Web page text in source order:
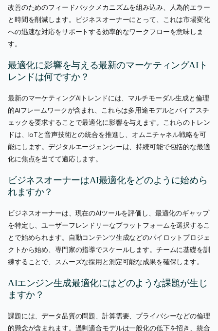
改善のためのフィードバックメカニズムを組み込み、人為的エラー
と時間を削減します。ビジネスオーナーにとって、これは市場変化
への迅速な対応をサポートする効率的なワークフローを意味しま
す。
最適化に影響を与える最新のマーケティングAIト
レンドは何ですか？
最新のマーケティングAIトレンドには、マルチモーダル生成と倫理
的AIフレームワークが含まれ、これらは多用途モデルとバイアスチ
ェックを要求することで最適化に影響を与えます。これらのトレン
ドは、IoTと音声技術との統合を推進し、オムニチャネル戦略を可
能にします。デジタルエージェンシーは、持続可能で包括的な最適
化に焦点を当てて適応します。
ビジネスオーナーはAI最適化をどのように始めら
れますか？
ビジネスオーナーは、現在のAIツールを評価し、最適化のギャップ
を特定し、ユーザーフレンドリーなプラットフォームを選択するこ
とで始められます。自動コンテンツ生成などのパイロットプロジェ
クトから始め、専門家の指導でスケールします。チームに基礎を訓
練することで、スムーズな採用と測定可能な成果を確保します。
AIエンジン生成最適化にはどのような課題が生じ
ますか？
課題には、データ品質の問題、計算需要、プライバシーなどの倫理
的懸念が含まれます。過剰適合モデルは一般化の低下を招き、統合